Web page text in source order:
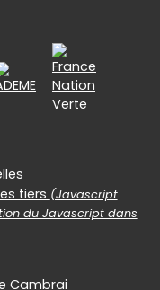
tiers (Javascript
du Javascript dans
Cambrai